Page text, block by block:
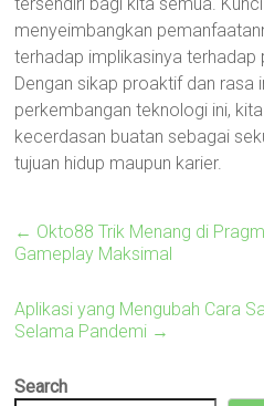
menyeimbangkan
terhadap implikasinya terhadap
Dengan sikap proaktif dan rasa
perkembangan teknologi ini,
kecerdasan buatan sebagai
tujuan hidup maupun karier.
← Okto88 Trik Menang di
Gameplay Maksimal
Aplikasi yang Mengubah Cara
Selama Pandemi →
Search